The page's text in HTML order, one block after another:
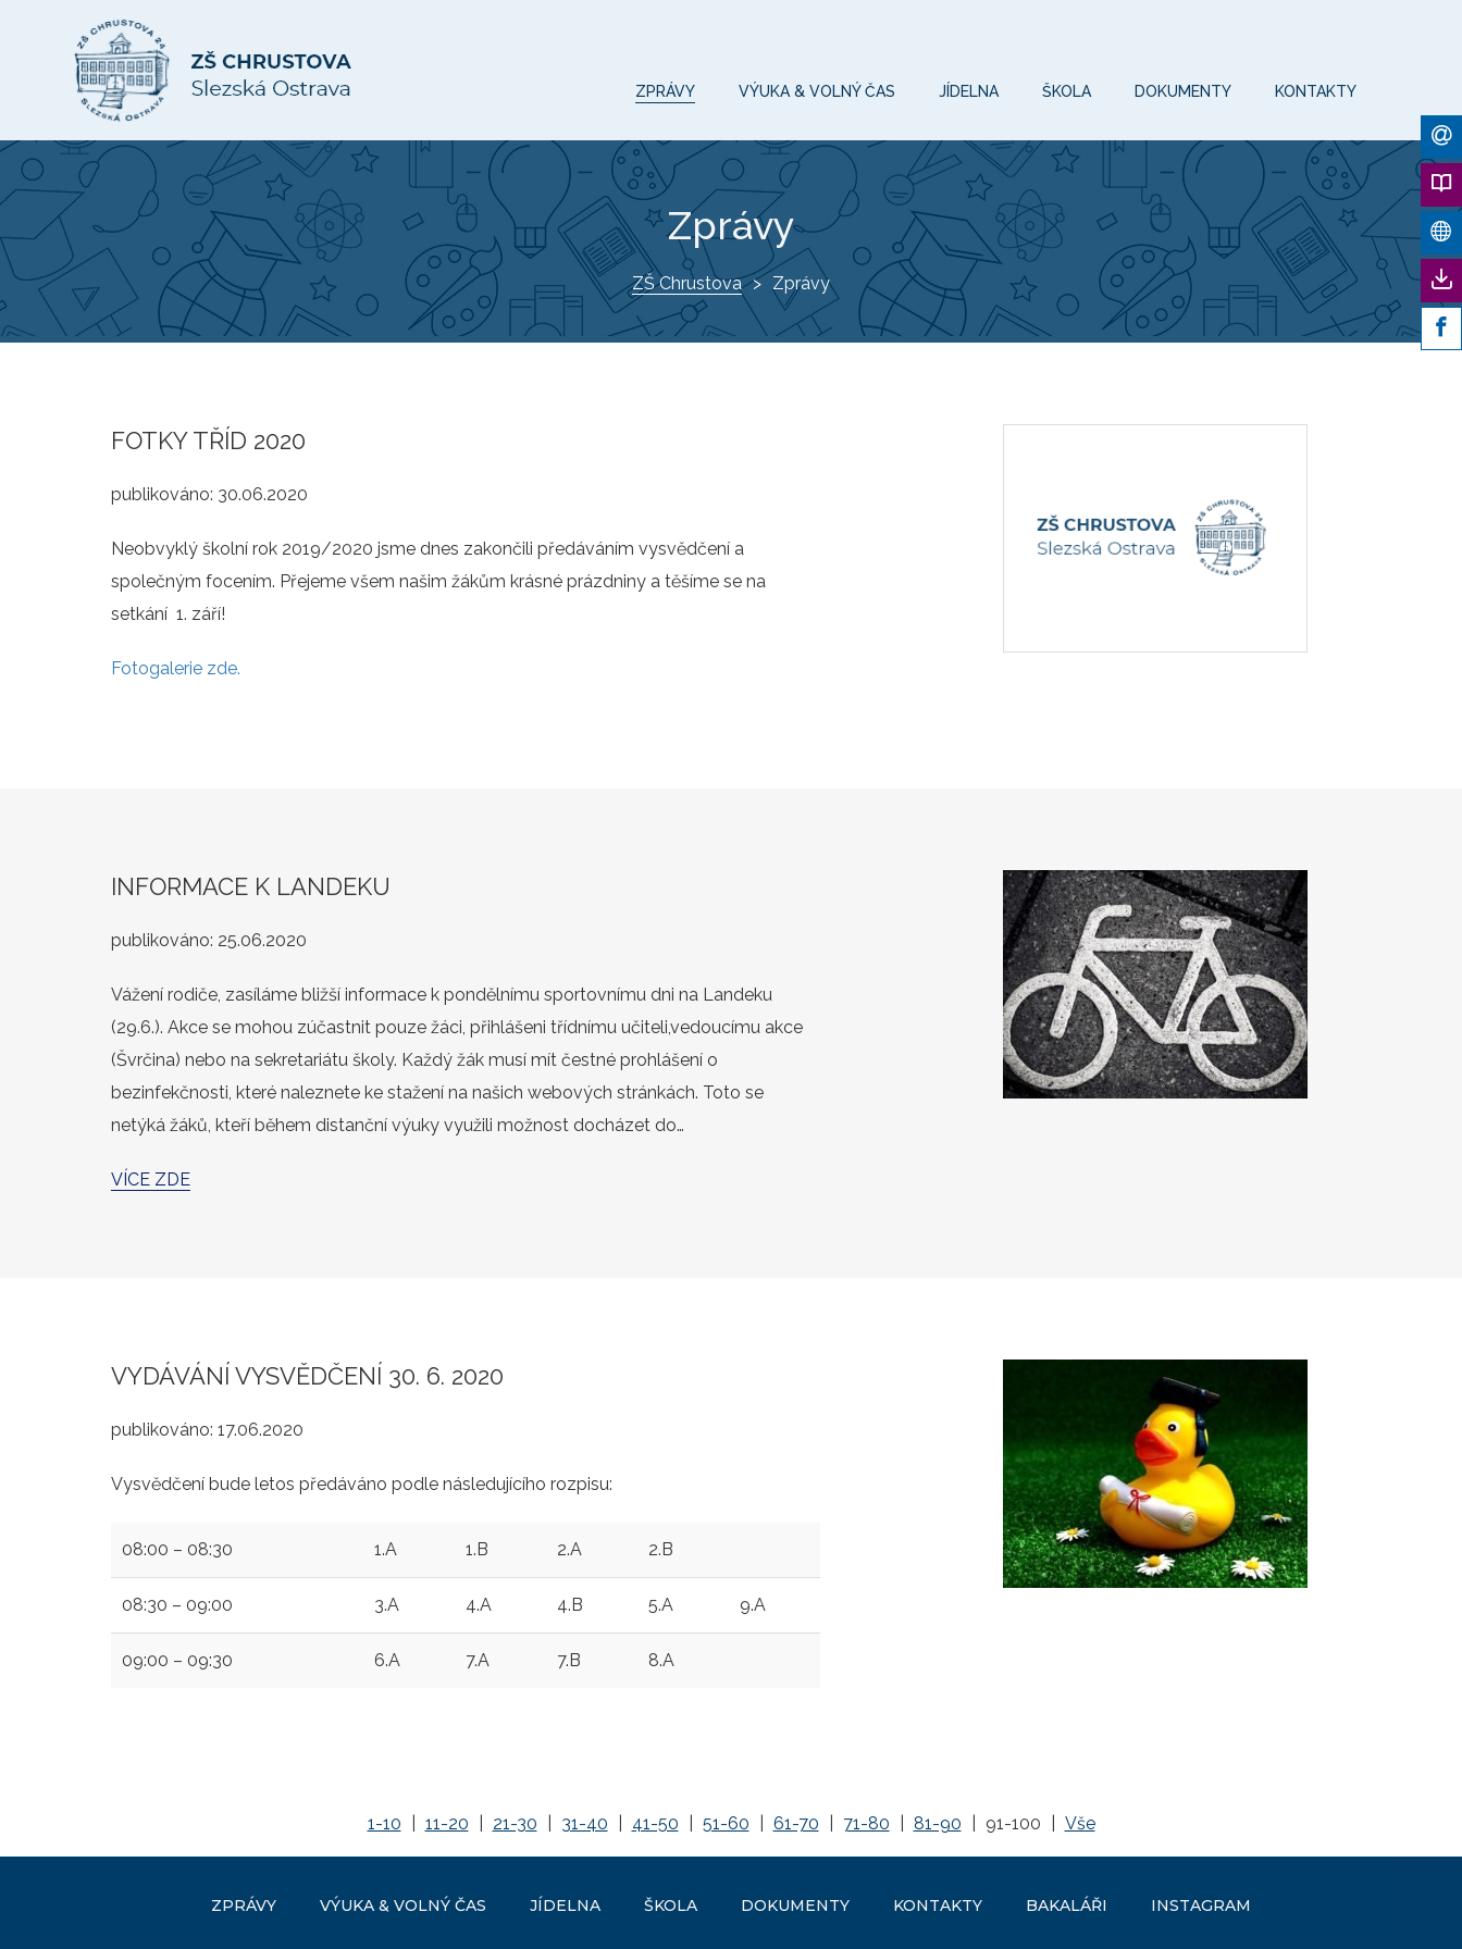
ZPRÁVY VÝUKA & VOLNÝ ČAS JÍDELNA ŠKOLA DOKUMENTY KONTAKTY
Zprávy
ZŠ Chrustova Zprávy
FOTKY TŘÍD 2020
publikováno: 30.06.2020
Neobvyklý školní rok 2019/2020 jsme dnes zakončili předáváním vysvědčení a
společným focením. Přejeme všem našim žákům krásné prázdniny a těšíme se na
setkání 1. září!
Fotogalerie zde.
INFORMACE K LANDEKU
publikováno: 25.06.2020
Vážení rodiče, zasíláme bližší informace k pondělnímu sportovnímu dni na Landeku
(29.6.). Akce se mohou zúčastnit pouze žáci, přihlášeni třídnímu učiteli,vedoucímu akce
(Švrčina) nebo na sekretariátu školy. Každý žák musí mít čestné prohlášení o
bezinfekčnosti, které naleznete ke stažení na našich webových stránkách. Toto se
netýká žáků, kteří během distanční výuky využili možnost docházet do…
VÍCE ZDE
VYDÁVÁNÍ VYSVĚDČENÍ 30. 6. 2020
publikováno: 17.06.2020
Vysvědčení bude letos předáváno podle následujícího rozpisu:
08:00 – 08:30 1.A 1.B 2.A 2.B
08:30 – 09:00 3.A 4.A 4.B 5.A 9.A
09:00 – 09:30 6.A 7.A 7.B 8.A
1-10 11-20 21-30 31-40 41-50 51-60 61-70 71-80 81-90 91-100 Vše
ZPRÁVY VÝUKA & VOLNÝ ČAS JÍDELNA ŠKOLA DOKUMENTY KONTAKTY BAKALÁŘI INSTAGRAM